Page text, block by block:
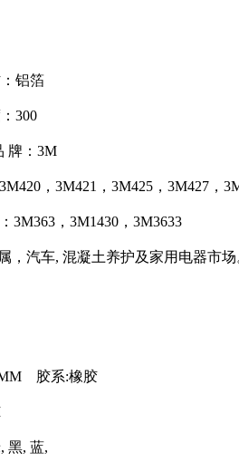
铝箔
300
牌：3M
，3M421，3M425，3M427，
3M363，3M1430，3M3633
，汽车, 混凝土养护及家用电器市场
胶系:橡胶
黑, 蓝,